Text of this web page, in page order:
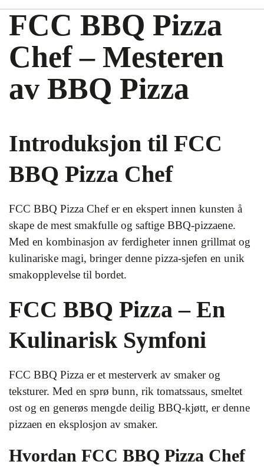
FCC BBQ Pizza
Chef – Mesteren
av BBQ Pizza
Introduksjon til FCC
BBQ Pizza Chef
FCC BBQ Pizza Chef er en ekspert innen kunsten å
skape de mest smakfulle og saftige BBQ-pizzaene.
Med en kombinasjon av ferdigheter innen grillmat og
kulinariske magi, bringer denne pizza-sjefen en unik
smakopplevelse til bordet.
FCC BBQ Pizza – En
Kulinarisk Symfoni
FCC BBQ Pizza er et mesterverk av smaker og
teksturer. Med en sprø bunn, rik tomatssaus, smeltet
ost og en generøs mengde deilig BBQ-kjøtt, er denne
pizzaen en eksplosjon av smaker.
Hvordan FCC BBQ Pizza Chef